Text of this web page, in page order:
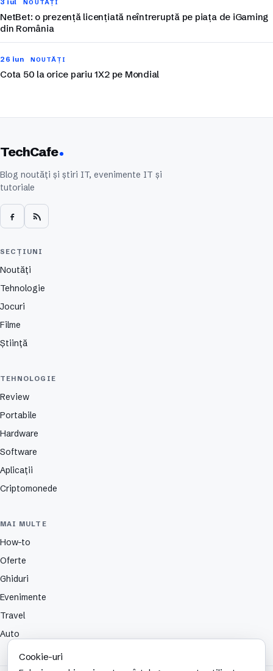
NOUTĂȚI
NetBet: o prezență licențiată neîntreruptă pe piața de iGaming
din România
26 iun NOUTĂȚI
Cota 50 la orice pariu 1X2 pe Mondial
TechCafe
Blog noutăți și știri IT, evenimente IT și
tutoriale
SECȚIUNI
Noutăți
Tehnologie
Jocuri
Filme
Știință
TEHNOLOGIE
Review
Portabile
Hardware
Software
Aplicații
Criptomonede
MAI MULTE
How-to
Oferte
Ghiduri
Evenimente
Travel
Auto
Cookie-uri